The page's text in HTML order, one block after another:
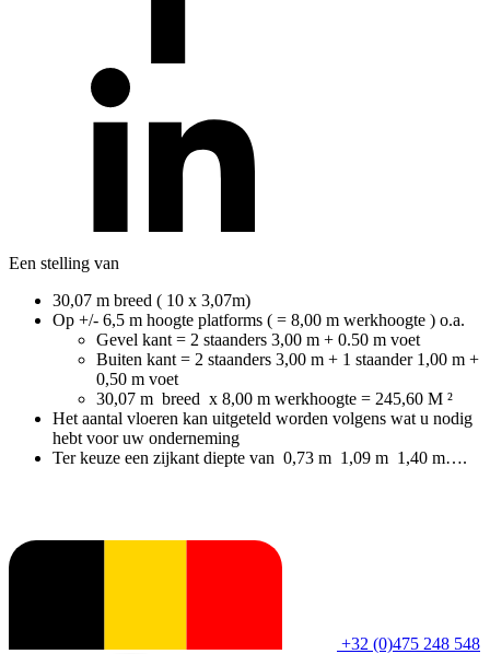
Een stelling van
30,07 m breed ( 10 x 3,07m)
Op +/- 6,5 m hoogte platforms ( = 8,00 m werkhoogte ) o.a.
Gevel kant = 2 staanders 3,00 m + 0.50 m voet
Buiten kant = 2 staanders 3,00 m + 1 staander 1,00 m +
0,50 m voet
30,07 m breed x 8,00 m werkhoogte = 245,60 M ²
Het aantal vloeren kan uitgeteld worden volgens wat u nodig
hebt voor uw onderneming
Ter keuze een zijkant diepte van 0,73 m 1,09 m 1,40 m….
+32 (0)475 248 548